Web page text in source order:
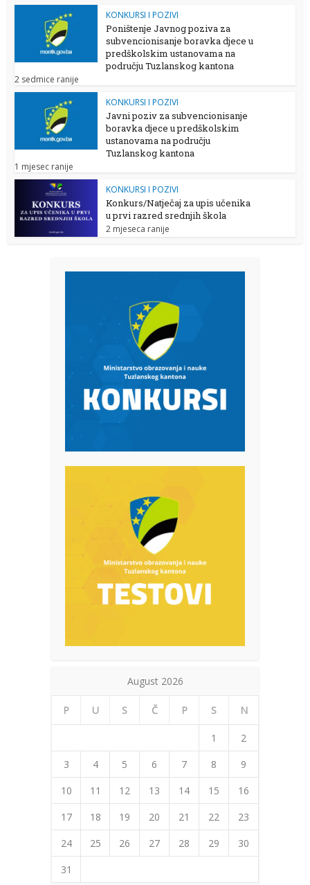
KONKURSI I POZIVI
Poništenje Javnog poziva za
subvencionisanje boravka djece u
predškolskim ustanovama na
području Tuzlanskog kantona
2 sedmice ranije
KONKURSI I POZIVI
Javni poziv za subvencionisanje
boravka djece u predškolskim
ustanovama na području
Tuzlanskog kantona
1 mjesec ranije
KONKURSI I POZIVI
Konkurs/Natječaj za upis učenika
u prvi razred srednjih škola
2 mjeseca ranije
August 2026
P U S Č P S N
1
2
3
4 5 6 7 8
9
10
11 12 13 14 15
16
17
18 19 20 21 22
23
24
25 26 27 28 29
30
31